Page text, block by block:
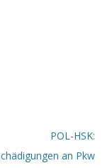
POL-HSK:
an Pkw